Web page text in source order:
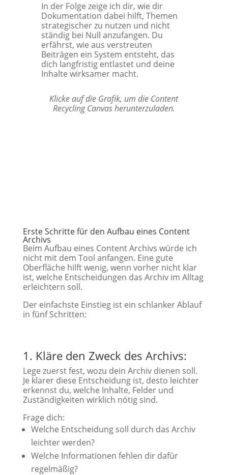
In der Folge zeige ich dir, wie dir
Dokumentation dabei hilft, Themen
strategischer zu nutzen und nicht
ständig bei Null anzufangen. Du
erfährst, wie aus verstreuten
Beiträgen ein System entsteht, das
dich langfristig entlastet und deine
Inhalte wirksamer macht.
Klicke auf die Grafik, um die Content
Recycling Canvas herunterzuladen.
Erste Schritte für den Aufbau eines Content
Archivs
Beim Aufbau eines Content Archivs würde ich
nicht mit dem Tool anfangen. Eine gute
Oberfläche hilft wenig, wenn vorher nicht klar
ist, welche Entscheidungen das Archiv im Alltag
erleichtern soll.
Der einfachste Einstieg ist ein schlanker Ablauf
in fünf Schritten:
1. Kläre den Zweck des Archivs:
Lege zuerst fest, wozu dein Archiv dienen soll.
Je klarer diese Entscheidung ist, desto leichter
erkennst du, welche Inhalte, Felder und
Zuständigkeiten wirklich nötig sind.
Frage dich:
Welche Entscheidung soll durch das Archiv
leichter werden?
Welche Informationen fehlen dir dafür
regelmäßig?